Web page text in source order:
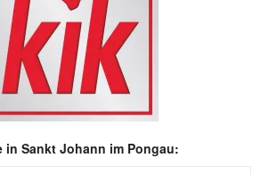
in Sankt Johann im Pongau: